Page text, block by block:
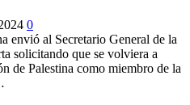
0
envió al Secretario General de la
solicitando que se volviera a
de Palestina como miembro de la